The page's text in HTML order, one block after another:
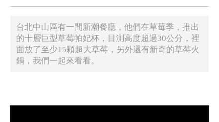
台北中山區有一間新潮餐廳，他們在草莓季，推出
的十層巨型草莓帕妃杯，目測高度超過30公分，裡
面放了至少15顆超大草莓，另外還有新奇的草莓火
鍋，我們一起來看看。